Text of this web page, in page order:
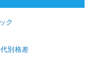
ク
別格差